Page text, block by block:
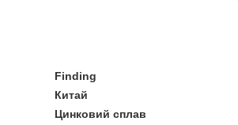
Finding
Китай
Цинковий сплав